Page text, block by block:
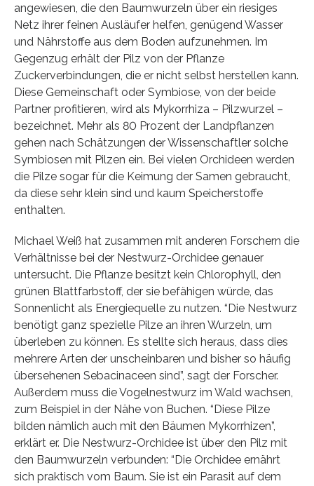
angewiesen, die den Baumwurzeln über ein riesiges
Netz ihrer feinen Ausläufer helfen, genügend Wasser
und Nährstoffe aus dem Boden aufzunehmen. Im
Gegenzug erhält der Pilz von der Pflanze
Zuckerverbindungen, die er nicht selbst herstellen kann.
Diese Gemeinschaft oder Symbiose, von der beide
Partner profitieren, wird als Mykorrhiza – Pilzwurzel –
bezeichnet. Mehr als 80 Prozent der Landpflanzen
gehen nach Schätzungen der Wissenschaftler solche
Symbiosen mit Pilzen ein. Bei vielen Orchideen werden
die Pilze sogar für die Keimung der Samen gebraucht,
da diese sehr klein sind und kaum Speicherstoffe
enthalten.
Michael Weiß hat zusammen mit anderen Forschern die
Verhältnisse bei der Nestwurz-Orchidee genauer
untersucht. Die Pflanze besitzt kein Chlorophyll, den
grünen Blattfarbstoff, der sie befähigen würde, das
Sonnenlicht als Energiequelle zu nutzen. “Die Nestwurz
benötigt ganz spezielle Pilze an ihren Wurzeln, um
überleben zu können. Es stellte sich heraus, dass dies
mehrere Arten der unscheinbaren und bisher so häufig
übersehenen Sebacinaceen sind”, sagt der Forscher.
Außerdem muss die Vogelnestwurz im Wald wachsen,
zum Beispiel in der Nähe von Buchen. “Diese Pilze
bilden nämlich auch mit den Bäumen Mykorrhizen”,
erklärt er. Die Nestwurz-Orchidee ist über den Pilz mit
den Baumwurzeln verbunden: “Die Orchidee ernährt
sich praktisch vom Baum. Sie ist ein Parasit auf dem